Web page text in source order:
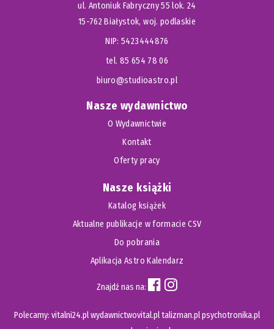
ul. Antoniuk Fabryczny 55 lok. 24
15-762 Białystok, woj. podlaskie
NIP: 5423444876
tel. 85 654 78 06
biuro@studioastro.pl
Nasze wydawnictwo
O Wydawnictwie
Kontakt
Oferty pracy
Nasze książki
Katalog książek
Aktualne publikacje w formacie CSV
Do pobrania
Aplikacja Astro Kalendarz
Znajdź nas na:
Polecamy: vitalni24.plwydawnictwovital.pltalizman.plpsychotronika.pl